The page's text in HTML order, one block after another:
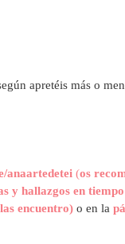
apretéis más o
anaartedetei (os
y hallazgos en
encuentro) o en la